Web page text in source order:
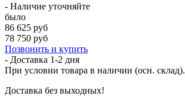
- Наличие уточняйте
было
86 625 руб
78 750 руб
Позвонить и купить
- Доставка 1-2 дня
При условии товара в наличии (осн. склад).
Доставка без выходных!